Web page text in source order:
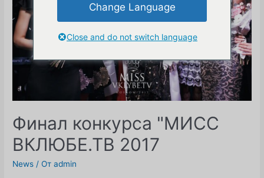
Финал конкурса "МИСС
ВКЛЮБЕ.ТВ 2017
News / От admin
Change Language
Close and do not switch language